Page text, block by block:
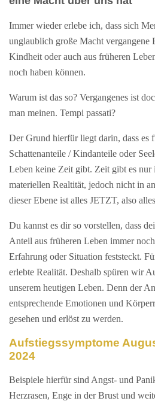
Immer wieder erlebe ich, dass sich
unglaublich große Macht vergangene
Kindheit oder auch aus früheren
noch haben können.
Warum ist das so? Vergangenes ist
man meinen. Tempi passati?
Der Grund hierfür liegt darin, dass es
Schattenanteile / Kindanteile oder
Leben keine Zeit gibt. Zeit gibt es nur
materiellen Realtität, jedoch nicht in
dieser Ebene ist alles JETZT, also
Du kannst es dir so vorstellen, dass
Anteil aus früheren Leben immer
Erfahrung oder Situation feststeckt.
erlebte Realität. Deshalb spüren wir
unserem heutigen Leben. Denn der
entsprechende Emotionen und
gesehen und erlöst zu werden.
Aufstiegssymptome
2024
Beispiele hierfür sind Angst- und
Herzrasen, Enge in der Brust und